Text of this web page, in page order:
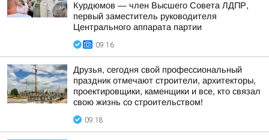
Курдюмов — член Высшего Совета ЛДПР,
первый заместитель руководителя
Центрального аппарата партии
09:16
Друзья, сегодня свой профессиональный
праздник отмечают строители, архитекторы,
проектировщики, каменщики и все, кто связал
свою жизнь со строительством!
09:18